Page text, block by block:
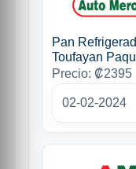
Pan
Toufayan
Precio: ₡2395
02-02-2024